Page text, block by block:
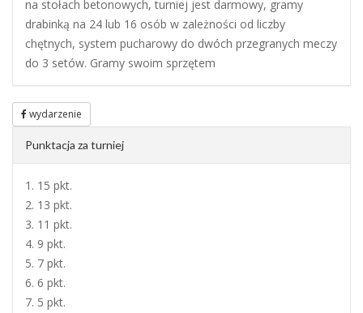
na stołach betonowych, turniej jest darmowy, gramy
drabinką na 24 lub 16 osób w zależności od liczby
chętnych, system pucharowy do dwóch przegranych meczy
do 3 setów. Gramy swoim sprzętem
wydarzenie
Punktacja za turniej
1. 15 pkt.
2. 13 pkt.
3. 11 pkt.
4. 9 pkt.
5. 7 pkt.
6. 6 pkt.
7. 5 pkt.